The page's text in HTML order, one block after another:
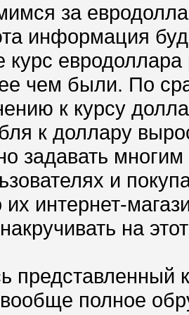
за
информация
курс
чем были. По
к курсу
к доллару
задавать
и
интернет-
на
полное